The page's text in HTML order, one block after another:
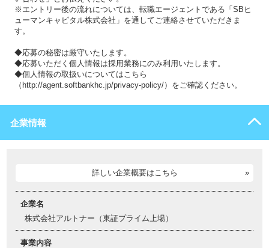
※エントリー後の流れについては、転職エージェントである「SBヒ
ューマンキャピタル株式会社」を通してご連絡させていただきま
す。
◆応募の秘密は厳守いたします。
◆応募いただく個人情報は採用業務にのみ利用いたします。
◆個人情報の取扱いについてはこちら
（http://agent.softbankhc.jp/privacy-policy/）をご確認ください。
企業情報
詳しい企業概要はこちら
企業名
株式会社アルトナー（東証プライム上場）
事業内容